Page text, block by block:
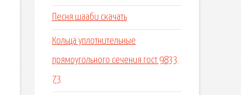
Песня шааби скачать
Кольца уплотнительные
прямоугольного сечения гост 9833
73